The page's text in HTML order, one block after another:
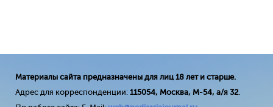
Материалы сайта предназначены для лиц 18 лет и старше.
Адрес для корреспонденции: 115054, Москва, М-54, а/я 32.